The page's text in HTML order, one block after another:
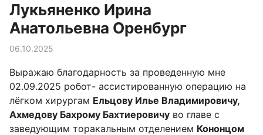
Лукьяненко Ирина
Анатольевна Оренбург
06.10.2025
Выражаю благодарность за проведенную мне
02.09.2025 робот- ассистированную операцию на
лёгком хирургам Ельцову Илье Владимировичу,
Ахмедову Бахрому Бахтиеровичу во главе с
заведующим торакальным отделением Кононцом